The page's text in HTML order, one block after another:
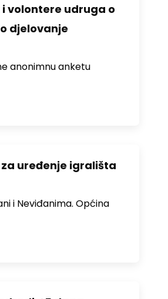
volontere udruga o
djelovanje
anonimnu anketu
uređenje igrališta
i Neviđanima. Općina